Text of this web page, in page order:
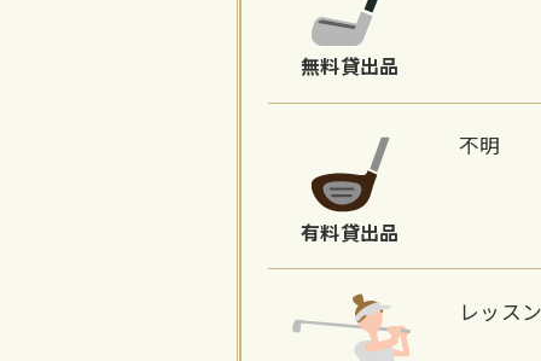
無料貸出品
有料貸出品
不明
レッス